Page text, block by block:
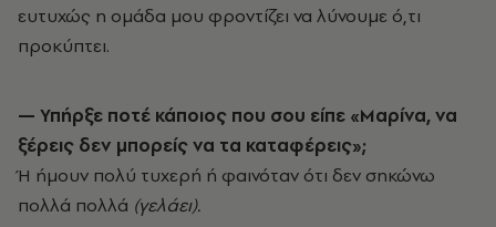
ευτυχώς η ομάδα μου φροντίζει να λύνουμε ό,τι
προκύπτει.
— Υπήρξε ποτέ κάποιος που σου είπε «Μαρίνα, να
ξέρεις δεν μπορείς να τα καταφέρεις»;
Ή ήμουν πολύ τυχερή ή φαινόταν ότι δεν σηκώνω
πολλά πολλά (γελάει).